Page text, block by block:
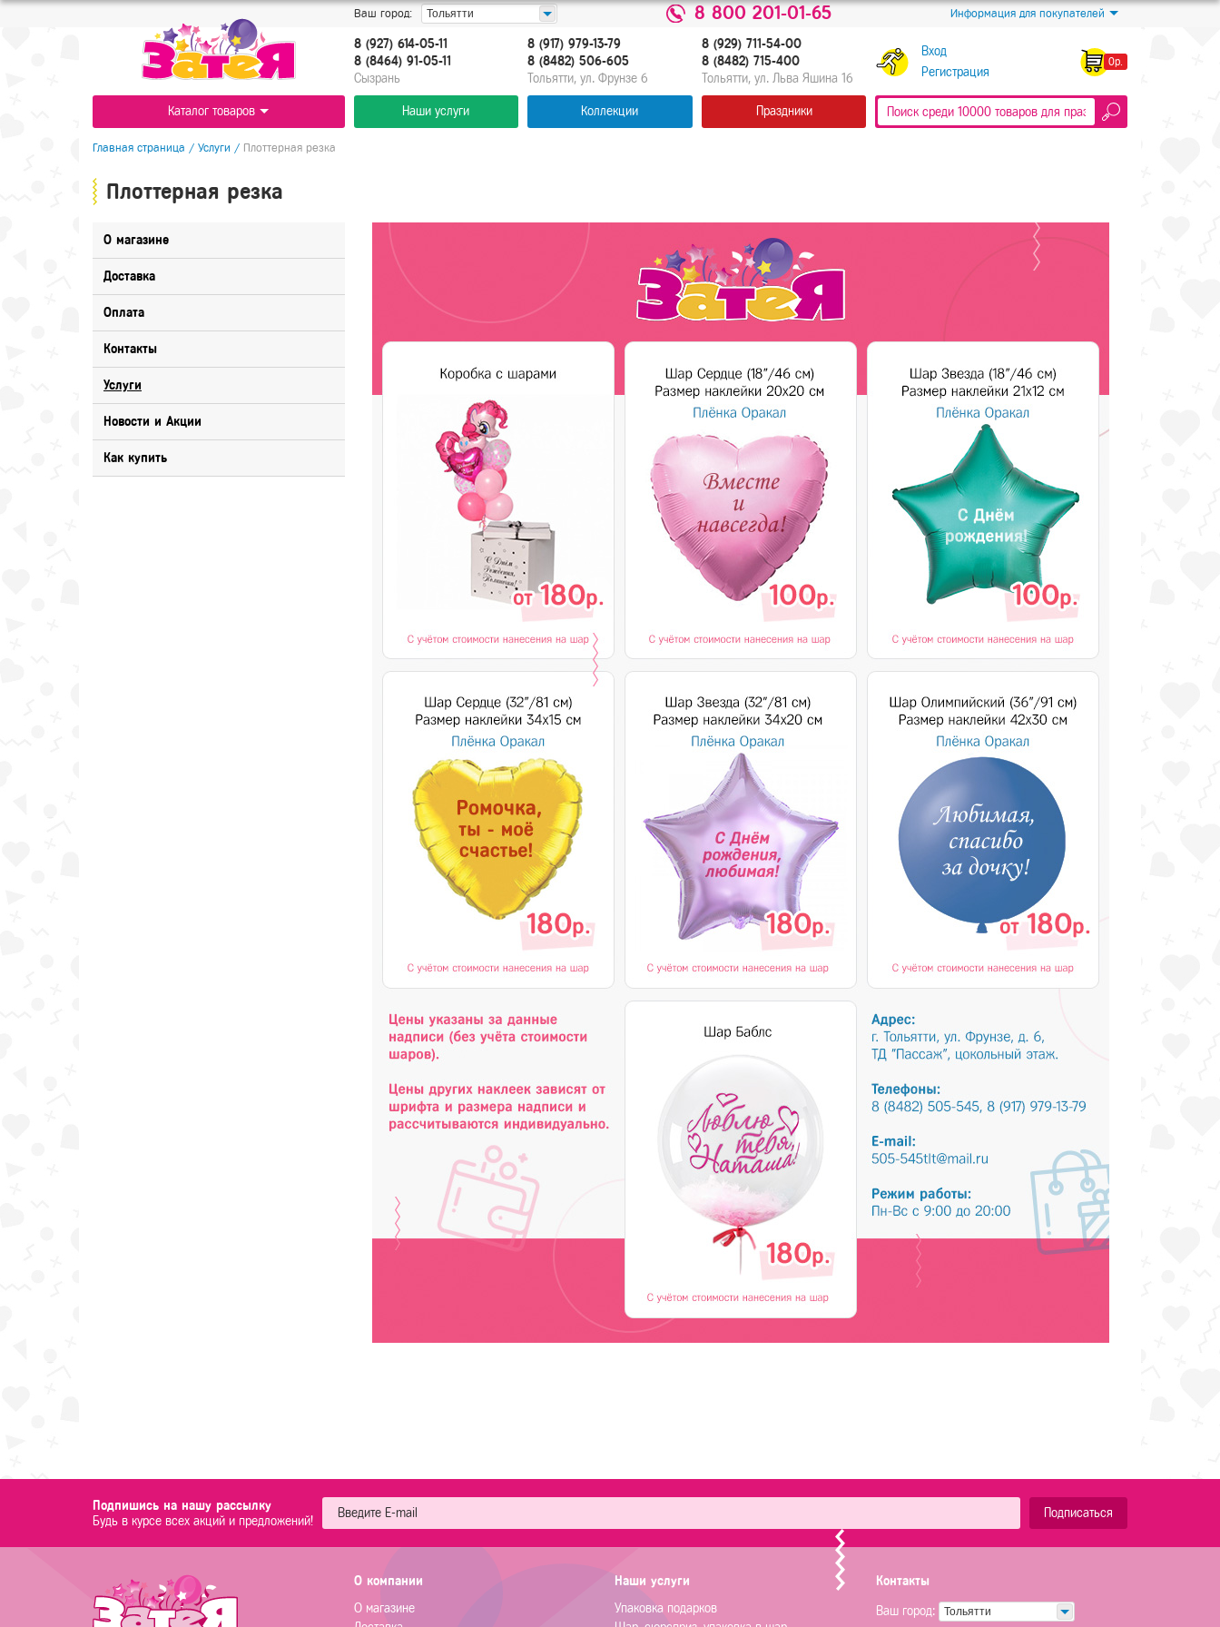
Ваш город: Тольятти 8 800 201-01-65 Информация для покупателей
8 (927) 614-05-11
8 (8464) 91-05-11
Cызрань
8 (917) 979-13-79
8 (8482) 506-605
Тольятти, ул. Фрунзе 6
8 (929) 711-54-00
8 (8482) 715-400
Тольятти, ул. Льва Яшина 16
Вход
Регистрация
0р.
Каталог товаров Наши услуги Коллекции Праздники
Главная страница / Услуги / Плоттерная резка
Плоттерная резка
О магазине
Доставка
Оплата
Контакты
Услуги
Новости и Акции
Как купить
Подпишись на нашу рассылку
Будь в курсе всех акций и предложений!
Подписаться
Контакты
Ваш город: Тольятти
О компании
О магазине
Наши услуги
Упаковка подарков